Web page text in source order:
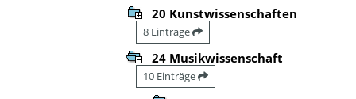
20 Kunstwissenschaften
8 Einträge
24 Musikwissenschaft
10 Einträge